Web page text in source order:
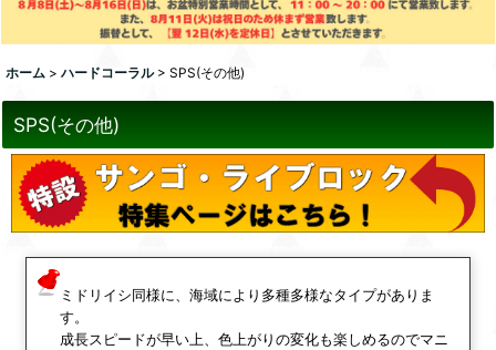
ホーム > ハードコーラル > SPS(その他)
SPS(その他)
ミドリイシ同様に、海域により多種多様なタイプがありま
す。
成長スピードが早い上、色上がりの変化も楽しめるのでマニ